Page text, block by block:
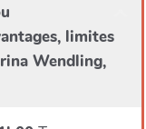
limites
Wendling,